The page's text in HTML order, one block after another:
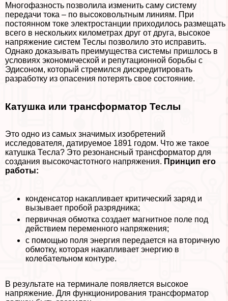
Многофазность позволила изменить саму систему
передачи тока – по высоковольтным линиям. При
постоянном токе электростанции приходилось размещать
всего в нескольких километрах друг от друга, высокое
напряжение систем Теслы позволило это исправить.
Однако доказывать преимущества системы пришлось в
условиях экономической и репутационной борьбы с
Эдисоном, который стремился дискредитировать
разработку из опасения потерять свое состояние.
Катушка или трaнcформатор Теслы
Это одно из самых значимых изобретений
исследователя, датируемое 1891 годом. Что же такое
катушка Тесла? Это резонансный трaнcформатор для
создания высокочастотного напряжения. Принцип его
работы:
конденсатор накапливает критический заряд и
вызывает пробой разрядника;
первичная обмотка создает магнитное поле под
действием переменного напряжения;
с помощью поля энергия передается на вторичную
обмотку, которая накапливает энергию в
колебательном контуре.
В результате на терминале появляется высокое
напряжение. Для функционирования трaнcформатор